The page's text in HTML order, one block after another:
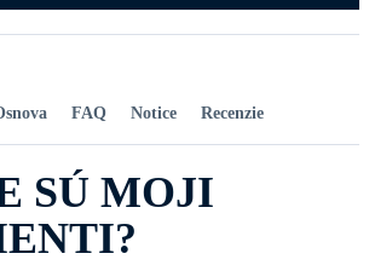
FAQ Notice Recenzie
SÚ MOJI